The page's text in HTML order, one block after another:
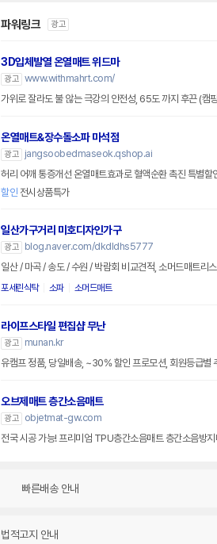
파워링크 광고
3D입체발열 온열매트 위드마
광고 www.withmahrt.com/
가위로 잘라도 불 않는 극강의 안전성, 65도 까지 후끈 (캠
온열매트&장수돌소파 마석점
광고
jangsoobedmaseok.qshop.ai
허리 어깨 통증개선 온열매트효과로 혈액순환 촉진 특별할
할인 전시상품특가
일산가구거리 미호디자인가구
광고
blog.naver.com/dkdldhs5777
일산 / 마곡 / 송도 / 수원 / 박람회 비교견적, 소머
포세린식탁 소파 소머드매트
라이프스타일 편집샵 무난
광고
munan.kr
유캠프 정품, 당일배송, ~30% 할인 프로모션, 회원등급별
오브제매트 층간소음매트
광고
objetmat-gw.com
전국 시공 가능! 프리미엄 TPU층간소음매트 층간소음방
빠른배송 안내
법적고지 안내